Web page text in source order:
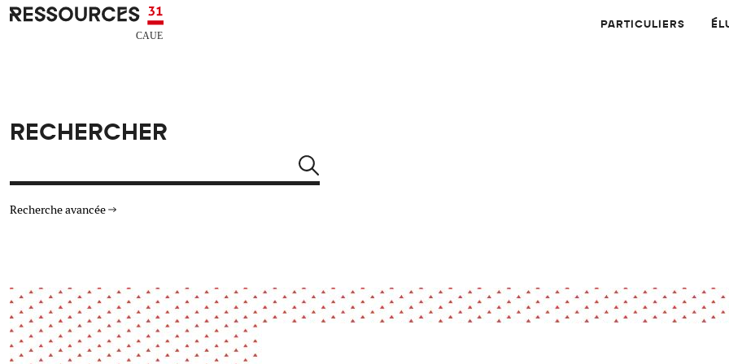
Aller au contenu principal
CAUE RESSOURCES 31 PARTICULIERS
RECHERCHER
Recherche avancée
Architecture
Arts Design
Énergie
Actualité
Dossier